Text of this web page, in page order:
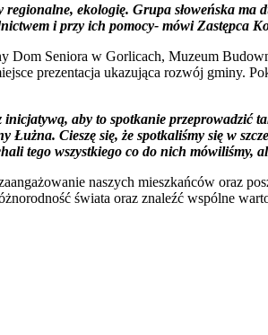
ekologię. Grupa słoweńska ma
i przy ich pomocy- mówi Zastępca
Dom Seniora w Gorlicach, Muzeum
prezentacja ukazująca rozwój gminy.
aby to spotkanie przeprowadzić
Cieszę się, że spotkaliśmy się w
tego wszystkiego co do nich mówiliśmy,
naszych mieszkańców oraz
świata oraz znaleźć wspólne